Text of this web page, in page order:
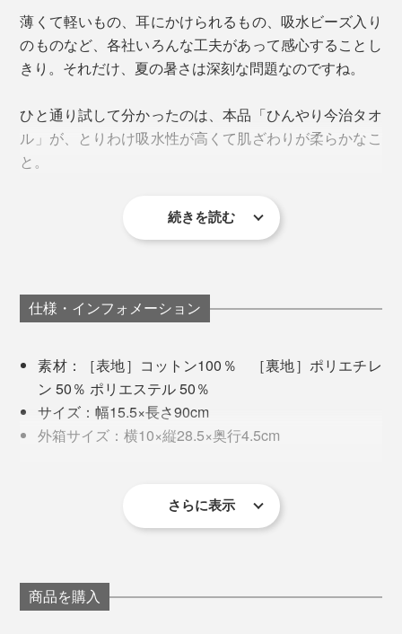
ウォーキングやトレーニング、スポーツ観戦やフェス、
夏の家事やガーデニング……、暑いと感じたら「ひんや
り今治タオル」を首にかけてください。
首の日除けにも
広報・玉木さんのおすすめは、凍らせたペットボトルを
包んで持ち歩く使い方。タオルが結露の水分を吸収し、
いい具合にひえっひえ。
夏の外回り営業中、相手に会う前にこのタオルでクール
ダウンし、溶けかけたドリンクで喉をうるおすそう。汗
あるもの、乾いた状態だとごわつくものなどいろいろで
すが、本品は濡らしても乾いていても、サラサラで柔ら
か。ずっと首にかけていても快適です。
乾いた状態で持ち歩き、暑さが厳しくなったら水で濡らして使うのがおすすめ
その秘密は「ゼロクール」の繊維の構造と編み方にあり
冷感のあるポリエチレンに水晶などを形成する二酸化ケ
イ素を練り込むことで、素早く熱を拡散し、熱を生地に
吸水速乾性の高いテイジンのウェーブロンを合わせ、極
薄くて軽いもの、耳にかけられるもの、吸水ビーズ入り
のものなど、各社いろんな工夫があって感心することし
きり。それだけ、夏の暑さは深刻な問題なのですね。
ひと通り試して分かったのは、本品「ひんやり今治タオ
ル」が、とりわけ吸水性が高くて肌ざわりが柔らかなこ
と。
水道で水にさらしても弾いてなかなか浸透しないものが
多いなか、本品はあっという間に浸透。パイル面だけで
その後、硬く絞って干したところ、しばらくすると他社
製品からはポタポタと水が滴りましたが、本品は滴りま
続きを読む
仕様・インフォメーション
素材：［表地］コットン100％ ［裏地］ポリエチレ
ン 50％ ポリエステル 50％
サイズ：幅15.5×長さ90cm
外箱サイズ：横10×縦28.5×奥行4.5cm
＊洗濯する際はネットに入れてください（タンブラー乾燥不可）
さらに表示
商品を購入